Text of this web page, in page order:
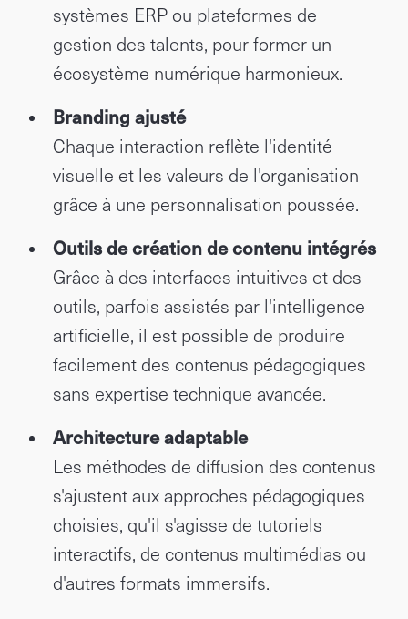
systèmes ERP ou plateformes de
gestion des talents, pour former un
écosystème numérique harmonieux.
Branding ajusté
Chaque interaction reflète l'identité
visuelle et les valeurs de l'organisation
grâce à une personnalisation poussée.
Outils de création de contenu intégrés
Grâce à des interfaces intuitives et des
outils, parfois assistés par l'intelligence
artificielle, il est possible de produire
facilement des contenus pédagogiques
sans expertise technique avancée.
Architecture adaptable
Les méthodes de diffusion des contenus
s'ajustent aux approches pédagogiques
choisies, qu'il s'agisse de tutoriels
interactifs, de contenus multimédias ou
d'autres formats immersifs.